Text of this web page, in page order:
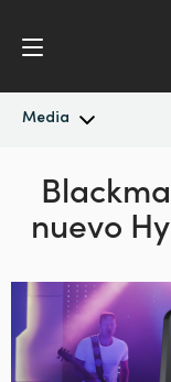
Media
Novedades
Archivo
Imágenes
Argentina
Australia
Brazil
Canada
nuevo